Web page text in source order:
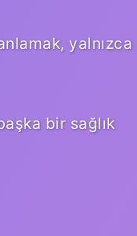
yalnızca
bir sağlık